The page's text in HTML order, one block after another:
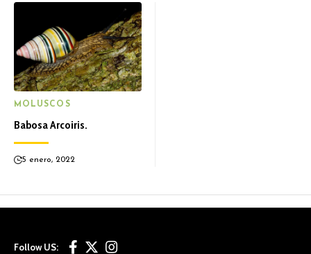
MOLUSCOS
Babosa Arcoiris.
5 enero, 2022
Follow US: